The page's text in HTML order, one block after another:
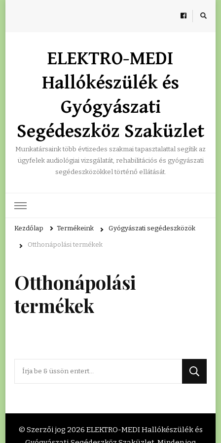
ELEKTRO-MEDI
Hallókészülék és
Gyógyászati
Segédeszköz Szaküzlet
Munkatársaink több évtizedes szakmai tapasztalattal segítik az
ügyfelek audiológiai vizsgálatát, rehabilitációs és gyógyászati
segédeszközökkel történő ellátását.
Kezdőlap Termékeink Gyógyászati segédeszközök
Otthonápolási termékek
Otthonápolási
termékek
Keres
© Szerzői jog 2026 ELEKTRO-MEDI Hallókészülék és